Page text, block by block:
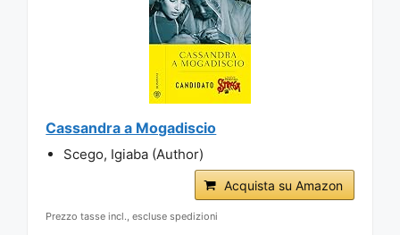
Cassandra a Mogadiscio
Scego, Igiaba (Author)
Acquista su Amazon
Prezzo tasse incl., escluse spedizioni